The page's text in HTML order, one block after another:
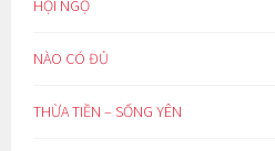
HỘI NGỘ
NÀO CÓ ĐỦ
THỪA TIỀN – SỐNG YÊN